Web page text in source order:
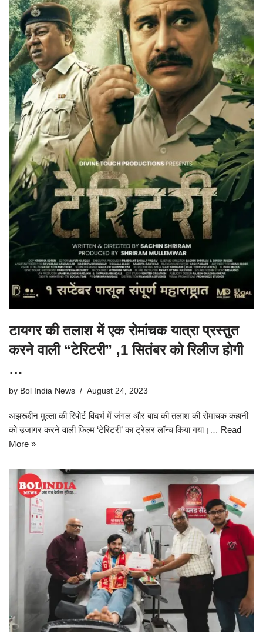
टायगर की तलाश में एक रोमांचक यात्रा प्रस्तुत
करने वाली “टेरिटरी” ,1 सितंबर को रिलीज होगी
…
by Bol India News August 24, 2023
अझरूद्दीन मुल्ला की रिपोर्ट विदर्भ में जंगल और बाघ की तलाश की रोमांचक कहानी
को उजागर करने वाली फिल्म ‘टेरिटरी’ का ट्रेलर लॉन्च किया गया।… Read
More »